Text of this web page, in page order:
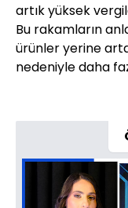
artık yüksek
Bu rakamların
ürünler yerine
nedeniyle daha